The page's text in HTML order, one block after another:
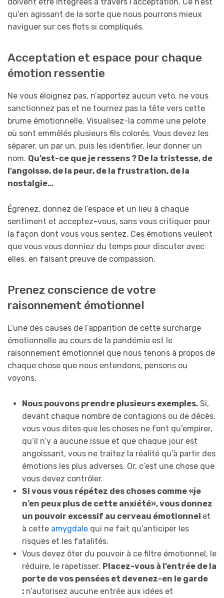
qu’en agissant de la sorte que nous pourrons mieux
naviguer sur ces flots si compliqués.
Acceptation et espace pour chaque
émotion ressentie
Ne vous éloignez pas, n’apportez aucun veto, ne vous
sanctionnez pas et ne tournez pas la tête vers cette
brume émotionnelle. Visualisez-la comme une pelote
où sont emmêlés plusieurs fils colorés. Vous devez les
séparer, un par un, puis les identifier, leur donner un
nom. Qu’est-ce que je ressens ? De la tristesse, de
l’angoisse, de la peur, de la frustration, de la
nostalgie…
Égrenez, donnez de l’espace et un lieu à chaque
sentiment et acceptez-vous, sans vous critiquer pour
la façon dont vous vous sentez. Ces émotions veulent
que vous vous donniez du temps pour discuter avec
elles, en faisant preuve de compassion.
Prenez conscience de votre
raisonnement émotionnel
L’une des causes de l’apparition de cette surcharge
émotionnelle au cours de la pandémie est le
raisonnement émotionnel que nous tenons à propos de
chaque chose que nous entendons, pensons ou
voyons.
Nous pouvons prendre plusieurs exemples. Si,
devant chaque nombre de contagions ou de décès,
vous vous dites que les choses ne font qu’empirer,
qu’il n’y a aucune issue et que chaque jour est
angoissant, vous ne traitez la réalité qu’à partir des
émotions les plus adverses. Or, c’est une chose que
vous devez contrôler.
Si vous vous répétez des choses comme «je
n’en peux plus de cette anxiété», vous donnez
un pouvoir excessif au cerveau émotionnel et
à cette amygdalequi ne fait qu’anticiper les
risques et les fatalités.
Vous devez ôter du pouvoir à ce filtre émotionnel, le
réduire, le rapetisser. Placez-vous à l’entrée de la
porte de vos pensées et devenez-en le garde
: n’autorisez aucune entrée aux idées et